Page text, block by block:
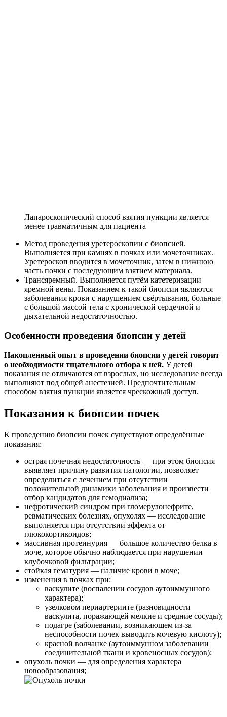
Лапароскопический способ взятия пункции является
менее травматичным для пациента
Метод проведения уретероскопии с биопсией.
Выполняется при камнях в почках или мочеточниках.
Уретероскоп вводится в мочеточник, затем в нижнюю
часть почки с последующим взятием материала.
Трансяремный. Выполняется путём катетеризации
яремной вены. Показанием к такой биопсии являются
заболевания крови с нарушением свёртывания, больные
с большой массой тела с хронической сердечной и
дыхательной недостаточностью.
Особенности проведения биопсии у детей
Накопленный опыт в проведении биопсии у детей говорит
о необходимости тщательного отбора к ней. У детей
показания не отличаются от взрослых, но исследование всегда
выполняют под общей анестезией. Предпочтительным
способом взятия пункции является чрескожный доступ.
Показания к биопсии почек
К проведению биопсии почек существуют определённые
показания:
острая почечная недостаточность — при этом биопсия
выявляет причину развития патологии, позволяет
определиться с лечением при отсутствии
положительной динамики заболевания и произвести
отбор кандидатов для гемодиализа;
нефротический синдром при гломерулонефрите,
ревматических болезнях, опухолях — исследование
выполняется при отсутствии эффекта от
глюкокортикоидов;
массивная протеинурия — большое количество белка в
моче, которое обычно наблюдается при нарушении
клубочковой фильтрации;
стойкая гематурия — наличие крови в моче;
изменения в почках при:
васкулите (воспалении сосудов аутоиммунного
характера);
узелковом периартериите (разновидности
васкулита, поражающей мелкие и средние сосуды);
подагре (заболевании, возникающем из-за
неспособности почек выводить мочевую кислоту);
красной волчанке (аутоиммунном заболевании
соединительной ткани и кровеносных сосудов);
опухоль почки — для определения характера
новообразования;